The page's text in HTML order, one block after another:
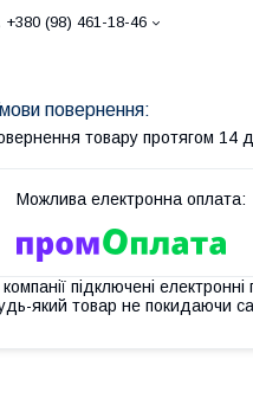
+380 (98) 461-18-46
товару протягом 14
підключені
який товар не покидаючи